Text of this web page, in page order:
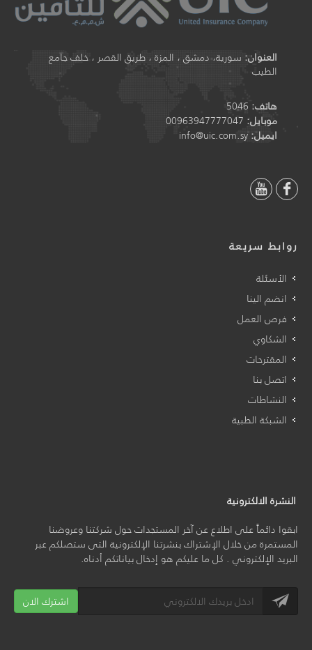
العنوان: سورية، دمشق ، المزة ، طريق القصر ، خلف جامع
الطيب
هاتف: 5046
موبايل: 00963947777047
ايميل:info@uic.com.sy
روابط سريعة
الأسئلة
انضم الينا
فرص العمل
الشكاوي
المقترحات
اتصل بنا
النشاطات
الشبكة الطبية
النشرة الالكترونية
ابقوا دائماً على اطلاع عن آخر المستجدات حول شركتنا وعروضنا
المستمرة من خلال الإشتراك بنشرتنا الإلكترونية التى ستصلكم عبر
البريد الإلكتروني . كل ما عليكم هو إدخال بياناتكم أدناه.
اشترك الان